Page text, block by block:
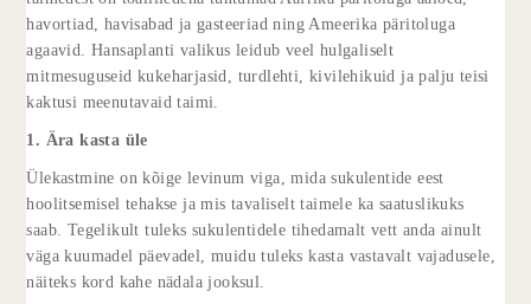
havortiad, havisabad ja gasteeriad ning Ameerika päritoluga
agaavid. Hansaplanti valikus leidub veel hulgaliselt
mitmesuguseid kukeharjasid, turdlehti, kivilehikuid ja palju teisi
kaktusi meenutavaid taimi.
1. Ära kasta üle
Ülekastmine on kõige levinum viga, mida sukulentide eest
hoolitsemisel tehakse ja mis tavaliselt taimele ka saatuslikuks
saab. Tegelikult tuleks sukulentidele tihedamalt vett anda ainult
väga kuumadel päevadel, muidu tuleks kasta vastavalt vajadusele,
näiteks kord kahe nädala jooksul.